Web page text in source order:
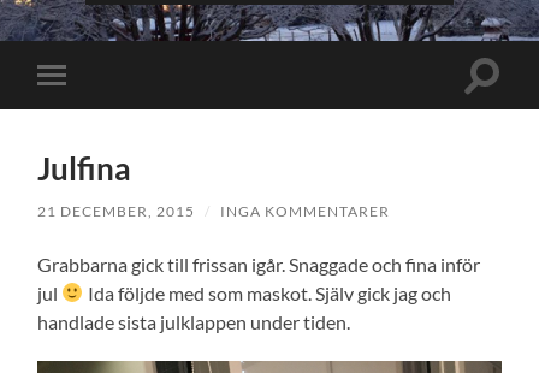
Slå
på/av
Slå
Julfina
21 DECEMBER, 2015 / INGA KOMMENTARER
Grabbarna gick till frissan igår. Snaggade och fina inför
jul
Ida följde med som maskot. Själv gick jag och
handlade sista julklappen under tiden.